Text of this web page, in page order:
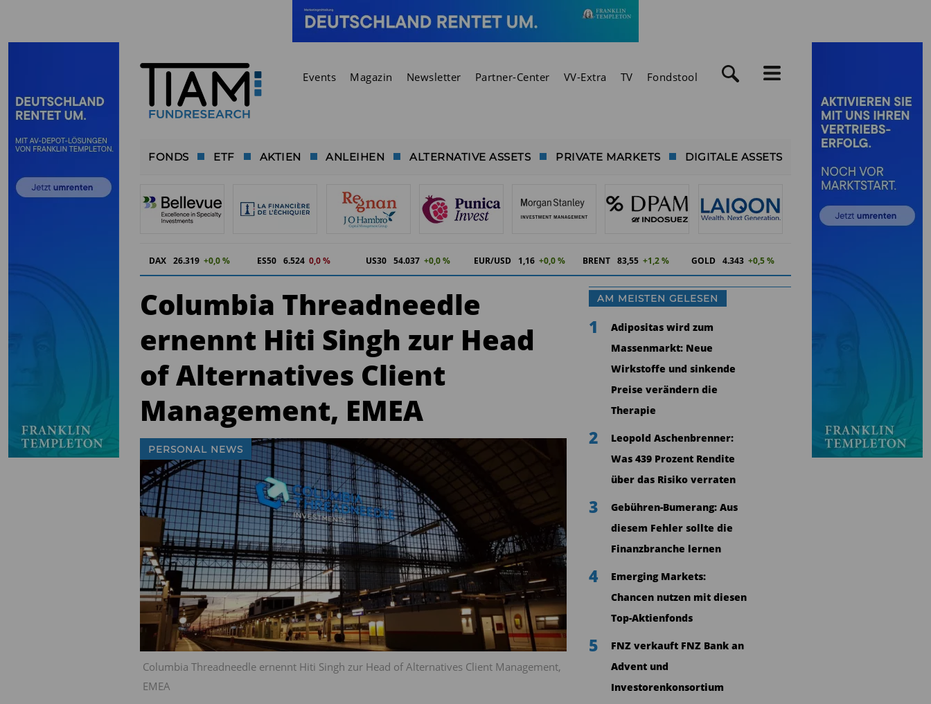
Events Magazin Newsletter Partner-Center VV-Extra TV Fondstool
FONDS ETF AKTIEN ANLEIHEN ALTERNATIVE ASSETS PRIVATE MARKETS DIGITALE ASSETS
DAX 26.319 +0,0 % ES50 6.524 0,0 % US30 54.037 +0,0 % EUR/USD 1,16 +0,0 % BRENT 83,55 +1,2 % GOLD 4.343 +0,5 %
Columbia Threadneedle
ernennt Hiti Singh zur Head
of Alternatives Client
Management, EMEA
Columbia Threadneedle ernennt Hiti Singh zur Head of Alternatives Client Management,
EMEA
PERSONAL NEWS
AM MEISTEN GELESEN
1
Adipositas wird zum
Massenmarkt: Neue
Wirkstoffe und sinkende
Preise verändern die
Therapie
2
Leopold Aschenbrenner:
Was 439 Prozent Rendite
über das Risiko verraten
3
Gebühren-Bumerang: Aus
diesem Fehler sollte die
Finanzbranche lernen
4
Emerging Markets:
Chancen nutzen mit diesen
Top-Aktienfonds
5
FNZ verkauft FNZ Bank an
Advent und
Investorenkonsortium